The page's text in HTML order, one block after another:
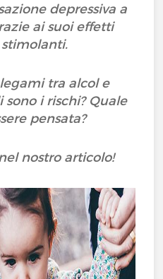
depressiva a
ai suoi effetti
tra alcol e
sono i rischi? Quale
pensata?
nostro articolo!